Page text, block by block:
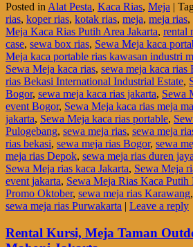
Posted in Alat Pesta, Kaca Rias, Meja |
rias, koper rias, kotak rias, meja, meja rias,
Meja Kaca Rias Putih Area Jakarta, rental
case, sewa box rias, Sewa Meja kaca
Meja kaca portable rias kawasan industri
Sewa Meja kaca rias, sewa meja kaca rias
rias Bekasi International Industrial Estate,
Bogor, sewa meja kaca rias jakarta, Sewa
event Bogor, Sewa Meja kaca rias meja
jakarta, Sewa Meja kaca rias portable,
Pulogebang, sewa meja rias, sewa meja
rias bekasi, sewa meja rias Bogor, sewa
meja rias Depok, sewa meja rias duren jaya
Sewa Meja rias kaca Jakarta, Sewa Meja
event jakarta, Sewa Meja Rias Kaca
Promo Oktober, sewa meja rias Karawang,
sewa meja rias Purwakarta | Leave a reply
Rental Kursi, Meja Taman